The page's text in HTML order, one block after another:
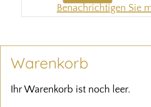
Warenkorb
Ihr Warenkorb ist noch leer.
Benachrichtigen Sie